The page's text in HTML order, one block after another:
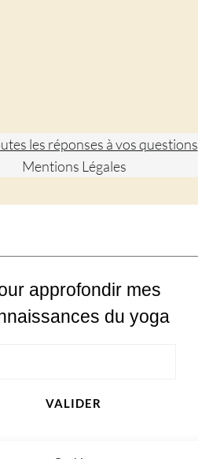
approfondir mes
du yoga
VALIDER
les réponses à vos questions
Mentions Légales